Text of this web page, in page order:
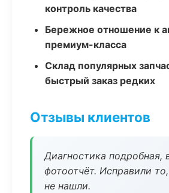
контроль качества
Бережное отношение к
премиум-класса
Склад популярных
быстрый заказ редких
Отзывы клиентов
Диагностика подробная,
фотоотчёт. Исправили
не нашли.